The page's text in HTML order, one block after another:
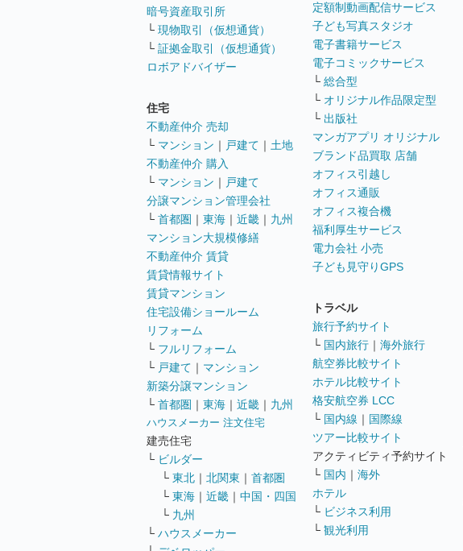
暗号資産取引所
└ 現物取引（仮想通貨）
└ 証拠金取引（仮想通貨）
ロボアドバイザー
住宅
不動産仲介 売却
└ マンション ｜ 戸建て ｜ 土地
不動産仲介 購入
└ マンション ｜ 戸建て
分譲マンション管理会社
└ 首都圏 ｜ 東海 ｜ 近畿 ｜ 九州
マンション大規模修繕
不動産仲介 賃貸
賃貸情報サイト
賃貸マンション
住宅設備ショールーム
リフォーム
└ フルリフォーム
└ 戸建て ｜ マンション
新築分譲マンション
└ 首都圏 ｜ 東海 ｜ 近畿 ｜ 九州
ハウスメーカー 注文住宅
建売住宅
└ ビルダー
└ 東北 ｜ 北関東 ｜ 首都圏
└ 東海 ｜ 近畿 ｜ 中国・四国
└ 九州
└ ハウスメーカー
定額制動画配信サービス
子ども写真スタジオ
電子書籍サービス
電子コミックサービス
└ 総合型
└ オリジナル作品限定型
└ 出版社
マンガアプリ オリジナル
ブランド品買取 店舗
オフィス引越し
オフィス通販
オフィス複合機
福利厚生サービス
電力会社 小売
子ども見守りGPS
トラベル
旅行予約サイト
└ 国内旅行 ｜ 海外旅行
航空券比較サイト
ホテル比較サイト
格安航空券 LCC
└ 国内線 ｜ 国際線
ツアー比較サイト
アクティビティ予約サイト
└ 国内 ｜ 海外
ホテル
└ ビジネス利用
└ 観光利用